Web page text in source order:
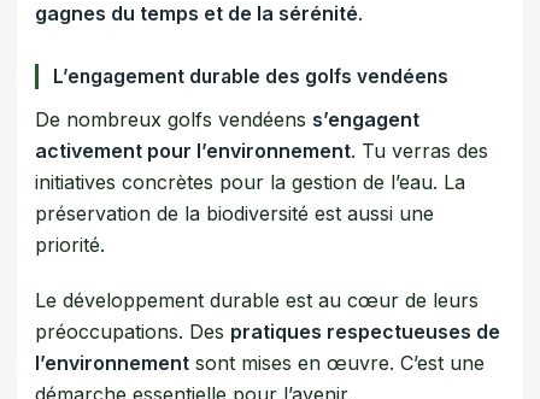
gagnes du temps et de la sérénité.
L’engagement durable des golfs vendéens
De nombreux golfs vendéens s’engagent
activement pour l’environnement. Tu verras des
initiatives concrètes pour la gestion de l’eau. La
préservation de la biodiversité est aussi une
priorité.
Le développement durable est au cœur de leurs
préoccupations. Des pratiques respectueuses de
l’environnementsont mises en œuvre. C’est une